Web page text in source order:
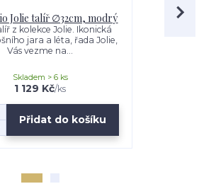
Jolie talíř ∅32cm, modrý
z kolekce Jolie. Ikonická
jara a léta, řada Jolie,
Vás vezme na...
1 129 Kč/ks
Skladem > 6 ks
Přidat do košíku
Pip